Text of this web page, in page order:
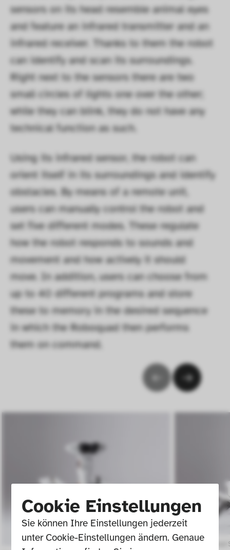
Cookie Einstellungen
Sie können Ihre Einstellungen jederzeit
unter Cookie-Einstellungen ändern. Genaue
sensors on its head resemble animal eyes
and feature an infrared transmitter and an
infrared receiver. Thanks to them the robot
can identify and scan its surroundings.
Right next to the sensors there are two
small circles of lights one over the other;
while they can blink, they do not have any
technical function as such.
Using its infrared sensor, the robot can
orient itself in its surroundings and identify
obstacles. By means of a remote unit,
users can manually control the robot and
set five different modes. These regulate
how the robot responds to sounds and
movement and how actively it should
move. In addition, users can choose from
up to 40 different programs and store
these to memory in the desired sequence
in which the Roboquad then performs
them on command.
Photo: Die